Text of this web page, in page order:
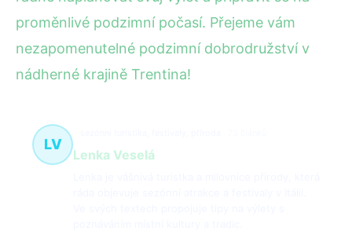
proměnlivé podzimní počasí. Přejeme vám
nezapomenutelné podzimní dobrodružství v
nádherné krajině Trentina!
LV
Lenka Veselá